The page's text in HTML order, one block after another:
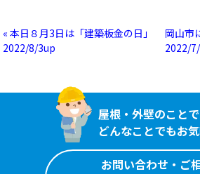
« 本日８月3日は「建築板金の日」
2022/8/3up
岡山市
2022/
屋根・外壁のこと
どんなことでもお
お問い合わせ・ご